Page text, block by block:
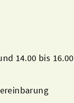
14.00 bis